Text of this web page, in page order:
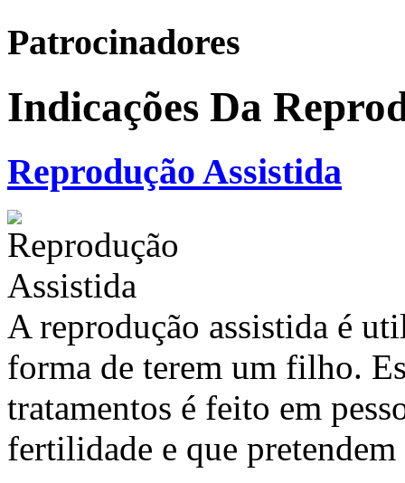
Patrocinadores
Indicações Da
Reprodução Assistida
A reprodução assistida é
forma de terem um filho.
tratamentos é feito em
fertilidade e que